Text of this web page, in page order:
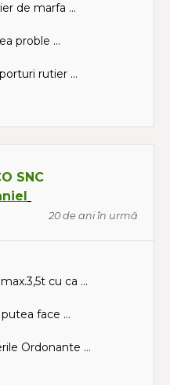
de marfa ...
proble ...
rutier ...
SNC
20 de ani în urmă
cu ca ...
face ...
Ordonante ...